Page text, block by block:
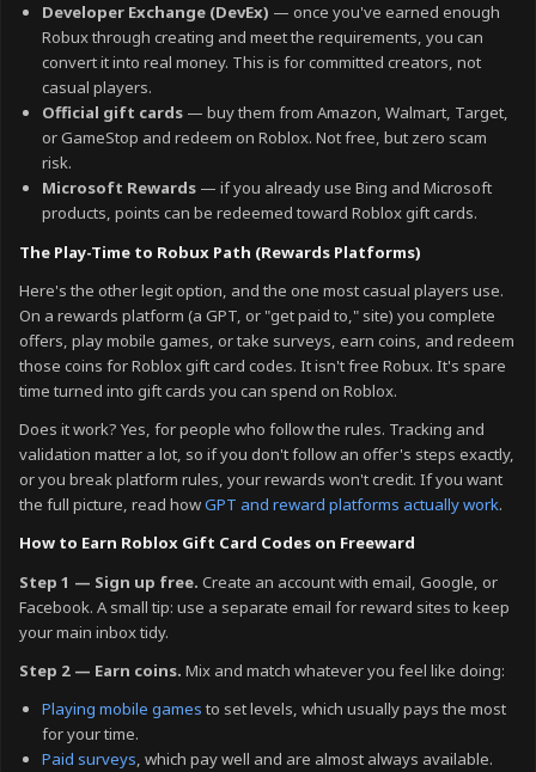
Developer Exchange (DevEx) — once you've earned enough
Robux through creating and meet the requirements, you can
convert it into real money. This is for committed creators, not
casual players.
Official gift cards— buy them from Amazon, Walmart, Target,
or GameStop and redeem on Roblox. Not free, but zero scam
risk.
Microsoft Rewards— if you already use Bing and Microsoft
products, points can be redeemed toward Roblox gift cards.
The Play-Time to Robux Path (Rewards Platforms)
Here's the other legit option, and the one most casual players use.
On a rewards platform (a GPT, or "get paid to," site) you complete
offers, play mobile games, or take surveys, earn coins, and redeem
those coins for Roblox gift card codes. It isn't free Robux. It's spare
time turned into gift cards you can spend on Roblox.
Does it work? Yes, for people who follow the rules. Tracking and
validation matter a lot, so if you don't follow an offer's steps exactly,
or you break platform rules, your rewards won't credit. If you want
the full picture, read howGPT and reward platforms actually work.
How to Earn Roblox Gift Card Codes on Freeward
Step 1 — Sign up free. Create an account with email, Google, or
Facebook. A small tip: use a separate email for reward sites to keep
your main inbox tidy.
Step 2 — Earn coins. Mix and match whatever you feel like doing:
Playing mobile games to set levels, which usually pays the most
for your time.
Paid surveys, which pay well and are almost always available.